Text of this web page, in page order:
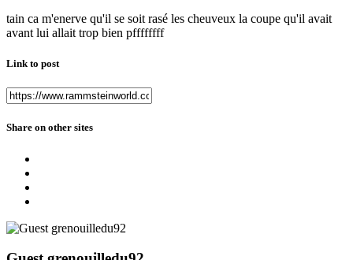
tain ca m'enerve qu'il se soit rasé les cheuveux la coupe qu'il avait
avant lui allait trop bien pffffffff
Link to post
Share on other sites